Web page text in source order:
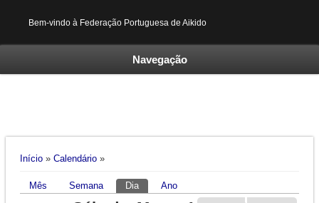
Bem-vindo à Federação Portuguesa de Aikido
Navegação
Está aqui
Início» Calendário»
Separadores primários
Mês Semana Dia(separador ativo)
Ano